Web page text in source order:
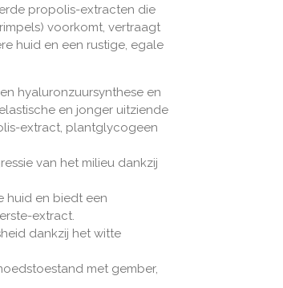
propolis-extracten die
voorkomt, vertraagt
huid en een rustige, egale
hyaluronzuursynthese en
en jonger uitziende
extract, plantglycogeen
van het milieu dankzij
huid en biedt een
extract.
dankzij het witte
met gember,